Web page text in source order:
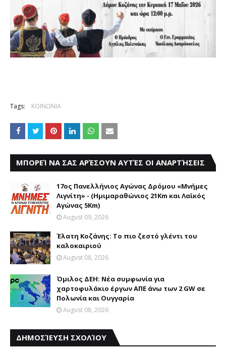
Tags: ΚΟΙΝΩΝΙΑ
ΜΠΟΡΕΊ ΝΑ ΣΑΣ ΑΡΈΣΟΥΝ ΑΥΤΈΣ ΟΙ ΑΝΑΡΤΉΣΕΙΣ
17ος Πανελλήνιος Αγώνας Δρόμου «Μνήμες
Λιγνίτη» - (Ημιμαραθώνιος 21Km και Λαϊκός
Αγώνας 5Km)
August 09, 2026
Έλατη Κοζάνης: Το πιο ζεστό γλέντι του
καλοκαιριού
August 08, 2026
Όμιλος ΔΕΗ: Νέα συμφωνία για
χαρτοφυλάκιο έργων ΑΠΕ άνω των 2 GW σε
Πολωνία και Ουγγαρία
August 08, 2026
ΔΗΜΟΣΊΕΥΣΗ ΣΧΟΛΊΟΥ